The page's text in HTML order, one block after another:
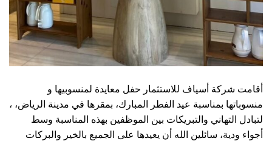
أقامت شركة أسياف للاستثمار حفل معايدة لمنسوبيها و
منسوباتها بمناسبة عيد الفطر المبارك، بمقرها في مدينة الرياض، ،
لتبادل التهاني والتبريكات بين الموظفين بهذه المناسبة وسط
أجواء ودية، سائلين الله أن يعيدها على الجميع بالخير والبركات